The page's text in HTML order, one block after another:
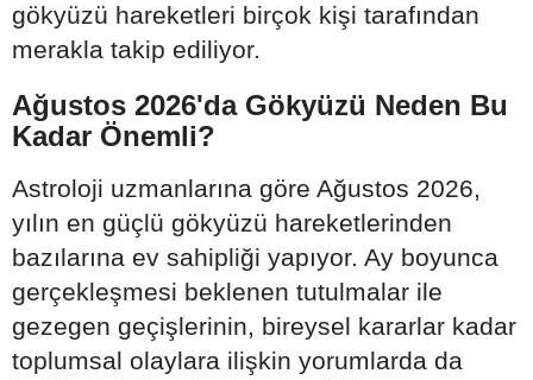
gökyüzü hareketleri birçok kişi tarafından
merakla takip ediliyor.
Ağustos 2026'da Gökyüzü Neden Bu
Kadar Önemli?
Astroloji uzmanlarına göre Ağustos 2026,
yılın en güçlü gökyüzü hareketlerinden
bazılarına ev sahipliği yapıyor. Ay boyunca
gerçekleşmesi beklenen tutulmalar ile
gezegen geçişlerinin, bireysel kararlar kadar
toplumsal olaylara ilişkin yorumlarda da